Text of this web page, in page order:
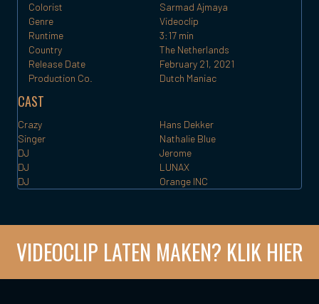
Colorist
Sarmad Ajmaya
Genre
Videoclip
Runtime
3:17 min
Country
The Netherlands
Release Date
February 21, 2021
Production Co.
Dutch Maniac
CAST
Crazy
Hans Dekker
Singer
Nathalie Blue
DJ
Jerome
DJ
LUNAX
DJ
Orange INC
VIDEOCLIP LATEN MAKEN? KLIK HIER